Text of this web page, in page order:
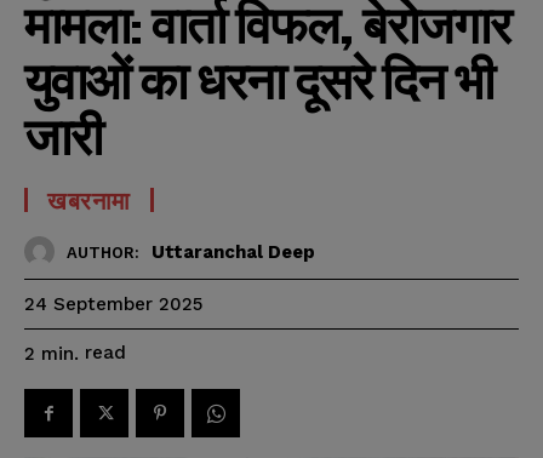
मामला: वार्ता विफल, बेरोजगार
युवाओं का धरना दूसरे दिन भी
जारी
खबरनामा
AUTHOR: Uttaranchal Deep
24 September 2025
2 min. read